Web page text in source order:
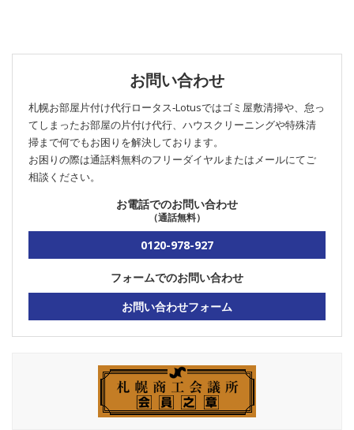
お問い合わせ
札幌お部屋片付け代行ロータス‐Lotusではゴミ屋敷清掃や、怠っ
てしまったお部屋の片付け代行、ハウスクリーニングや特殊清
掃まで何でもお困りを解決しております。
お困りの際は通話料無料のフリーダイヤルまたはメールにてご
相談ください。
お電話でのお問い合わせ
（通話無料）
0120-978-927
フォームでのお問い合わせ
お問い合わせフォーム